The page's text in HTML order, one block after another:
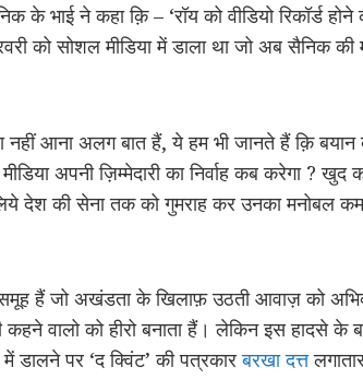
के भाई ने कहा क़ि – ‘रॉय को वीडियो रिकॉर्ड
को सोशल मीडिया में डाला था जो अब सैनिक
नहीं आना अलग बात हैं, ये हम भी जानते हैं क़ि बयान
अपनी ज़िम्मेदारी का निर्वाह कब करेगा ?
देश की सेना तक को गुमराह कर उनका मनोबल
हैं जो अखंडता के खिलाफ़ उठती आवाज़ को
कहने वालो को हीरो बनाता हैं। लेकिन इस हादसे के
डालने पर ‘द क्विंट’ की पत्रकारबरखा दत्त